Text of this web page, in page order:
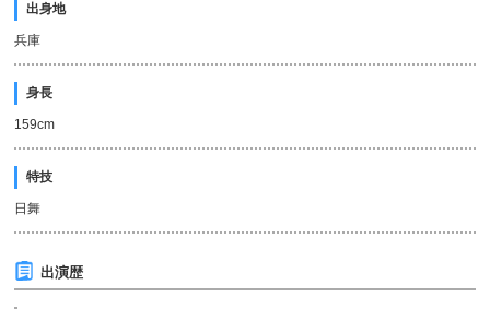
出身地
兵庫
身長
159cm
特技
日舞
出演歴